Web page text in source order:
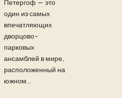
Петергоф — это
один из самых
впечатляющих
дворцово-
парковых
ансамблей в мире,
расположенный на
южном...